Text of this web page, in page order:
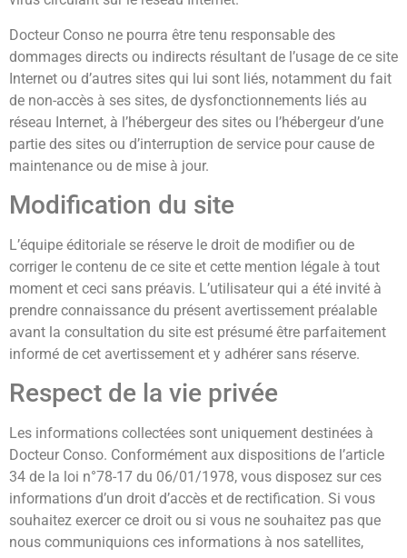
Docteur Conso ne pourra être tenu responsable des
dommages directs ou indirects résultant de l’usage de ce site
Internet ou d’autres sites qui lui sont liés, notamment du fait
de non-accès à ses sites, de dysfonctionnements liés au
réseau Internet, à l’hébergeur des sites ou l’hébergeur d’une
partie des sites ou d’interruption de service pour cause de
maintenance ou de mise à jour.
Modification du site
L’équipe éditoriale se réserve le droit de modifier ou de
corriger le contenu de ce site et cette mention légale à tout
moment et ceci sans préavis. L’utilisateur qui a été invité à
prendre connaissance du présent avertissement préalable
avant la consultation du site est présumé être parfaitement
informé de cet avertissement et y adhérer sans réserve.
Respect de la vie privée
Les informations collectées sont uniquement destinées à
Docteur Conso. Conformément aux dispositions de l’article
34 de la loi n°78-17 du 06/01/1978, vous disposez sur ces
informations d’un droit d’accès et de rectification. Si vous
souhaitez exercer ce droit ou si vous ne souhaitez pas que
nous communiquions ces informations à nos satellites,